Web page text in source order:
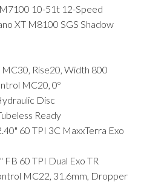
10-51t 12-Speed
XT M8100 SGS Shadow
Rise20, Width 800
MC20, 0º
Disc
Ready
60 TPI 3C MaxxTerra Exo
60 TPI Dual Exo TR
MC22, 31.6mm, Dropper